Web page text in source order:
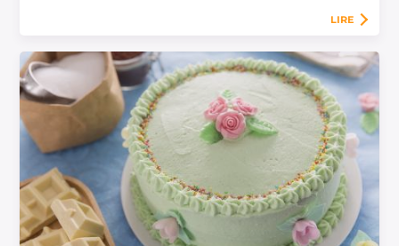
LIRE